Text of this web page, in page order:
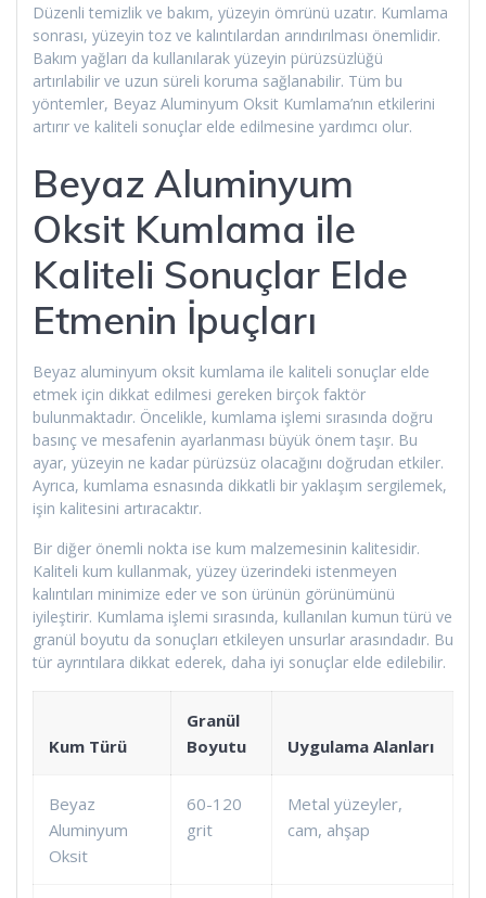
Düzenli temizlik ve bakım, yüzeyin ömrünü uzatır. Kumlama
sonrası, yüzeyin toz ve kalıntılardan arındırılması önemlidir.
Bakım yağları da kullanılarak yüzeyin pürüzsüzlüğü
artırılabilir ve uzun süreli koruma sağlanabilir. Tüm bu
yöntemler, Beyaz Aluminyum Oksit Kumlama’nın etkilerini
artırır ve kaliteli sonuçlar elde edilmesine yardımcı olur.
Beyaz Aluminyum
Oksit Kumlama ile
Kaliteli Sonuçlar Elde
Etmenin İpuçları
Beyaz aluminyum oksit kumlama ile kaliteli sonuçlar elde
etmek için dikkat edilmesi gereken birçok faktör
bulunmaktadır. Öncelikle, kumlama işlemi sırasında doğru
basınç ve mesafenin ayarlanması büyük önem taşır. Bu
ayar, yüzeyin ne kadar pürüzsüz olacağını doğrudan etkiler.
Ayrıca, kumlama esnasında dikkatli bir yaklaşım sergilemek,
işin kalitesini artıracaktır.
Bir diğer önemli nokta ise kum malzemesinin kalitesidir.
Kaliteli kum kullanmak, yüzey üzerindeki istenmeyen
kalıntıları minimize eder ve son ürünün görünümünü
iyileştirir. Kumlama işlemi sırasında, kullanılan kumun türü ve
granül boyutu da sonuçları etkileyen unsurlar arasındadır. Bu
tür ayrıntılara dikkat ederek, daha iyi sonuçlar elde edilebilir.
Kum Türü
Granül
Boyutu
Uygulama Alanları
Beyaz
Aluminyum
Oksit
60-120
grit
Metal yüzeyler,
cam, ahşap